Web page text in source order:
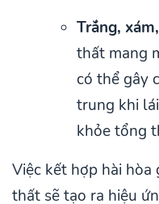
Trắng,
thất mang
có thể gây
trung khi
khỏe tổng
Việc kết hợp hài hòa
thất sẽ tạo ra hiệu